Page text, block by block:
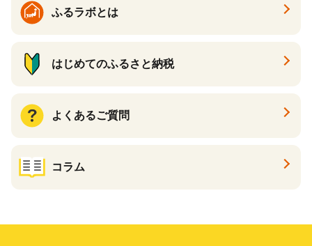
ふるラボとは
はじめてのふるさと納税
よくあるご質問
コラム